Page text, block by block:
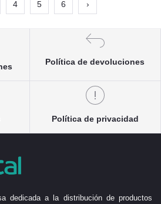
4 5 6 ›
Política de devoluciones
Política de privacidad
dedicada a la distribución de productos